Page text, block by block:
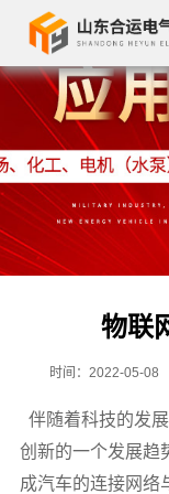
物联
时间：2022-05-08
伴随着科技的发
创新的一个发展趋
成汽车的连接网络